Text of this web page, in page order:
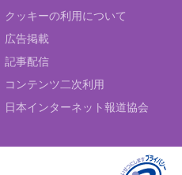
クッキーの利用について
広告掲載
記事配信
コンテンツ二次利用
日本インターネット報道協会